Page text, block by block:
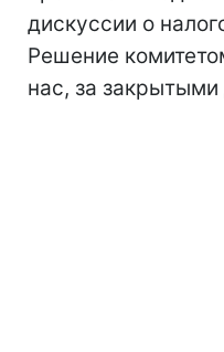
дискуссии о
Решение
нас, за